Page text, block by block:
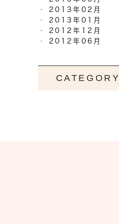
2013年02月
2013年01月
2012年12月
2012年06月
CATEGORY